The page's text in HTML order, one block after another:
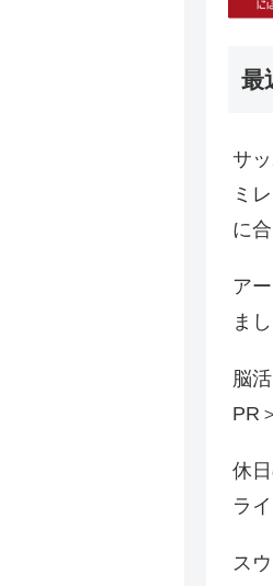
最
サ
ミ
に
ア
ま
脳
PR
休
ラ
ス